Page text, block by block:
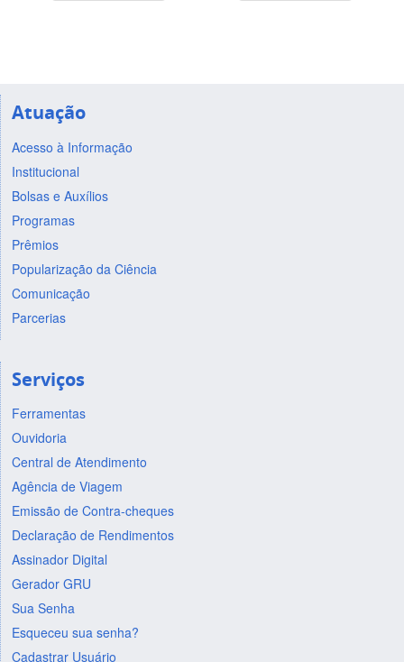
Atuação
Acesso à Informação
Institucional
Bolsas e Auxílios
Programas
Prêmios
Popularização da Ciência
Comunicação
Parcerias
Serviços
Ferramentas
Ouvidoria
Central de Atendimento
Agência de Viagem
Emissão de Contra-cheques
Declaração de Rendimentos
Assinador Digital
Gerador GRU
Sua Senha
Esqueceu sua senha?
Cadastrar Usuário